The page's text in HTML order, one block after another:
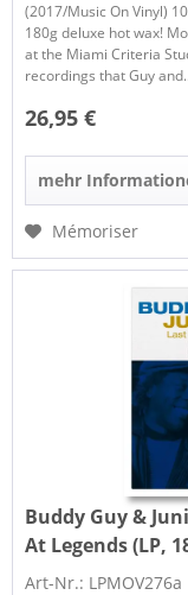
(2017/Music On Vinyl)
180g deluxe hot wax!
at the Miami Criteria
recordings that Guy
26,95 €
mehr
Mémoriser
Buddy Guy &
At Legends (LP,
Art-Nr.: LPMOV276a